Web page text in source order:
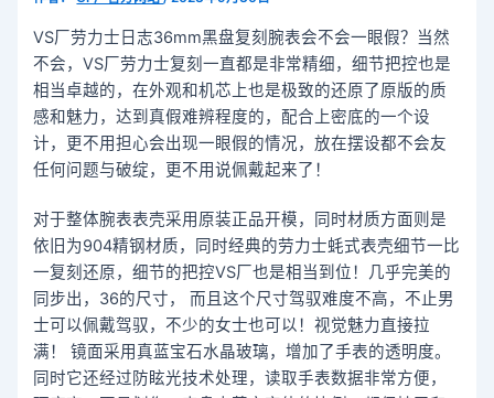
VS厂劳力士日志36mm黑盘复刻腕表会不会一眼假？当然
不会，VS厂劳力士复刻一直都是非常精细，细节把控也是
相当卓越的，在外观和机芯上也是极致的还原了原版的质
感和魅力，达到真假难辨程度的，配合上密底的一个设
计，更不用担心会出现一眼假的情况，放在摆设都不会友
任何问题与破绽，更不用说佩戴起来了！
对于整体腕表表壳采用原装正品开模，同时材质方面则是
依旧为904精钢材质，同时经典的劳力士蚝式表壳细节一比
一复刻还原，细节的把控VS厂也是相当到位！几乎完美的
同步出，36的尺寸， 而且这个尺寸驾驭难度不高，不止男
士可以佩戴驾驭，不少的女士也可以！视觉魅力直接拉
满！ 镜面采用真蓝宝石水晶玻璃，增加了手表的透明度。
同时它还经过防眩光技术处理，读取手表数据非常方便，